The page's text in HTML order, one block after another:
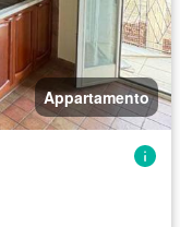
Appartamento